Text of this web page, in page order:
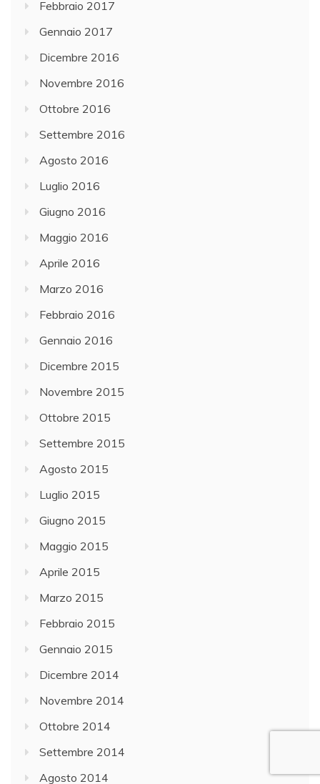
Febbraio 2017
Gennaio 2017
Dicembre 2016
Novembre 2016
Ottobre 2016
Settembre 2016
Agosto 2016
Luglio 2016
Giugno 2016
Maggio 2016
Aprile 2016
Marzo 2016
Febbraio 2016
Gennaio 2016
Dicembre 2015
Novembre 2015
Ottobre 2015
Settembre 2015
Agosto 2015
Luglio 2015
Giugno 2015
Maggio 2015
Aprile 2015
Marzo 2015
Febbraio 2015
Gennaio 2015
Dicembre 2014
Novembre 2014
Ottobre 2014
Settembre 2014
Agosto 2014